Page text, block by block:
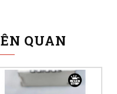
QUAN